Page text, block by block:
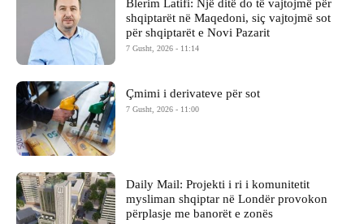
Blerim Latifi: Një ditë do të vajtojmë për
shqiptarët në Maqedoni, siç vajtojmë sot
për shqiptarët e Novi Pazarit
7 Gusht, 2026 - 11:14
Çmimi i derivateve për sot
7 Gusht, 2026 - 11:00
Daily Mail: Projekti i ri i komunitetit
mysliman shqiptar në Londër provokon
përplasje me banorët e zonës